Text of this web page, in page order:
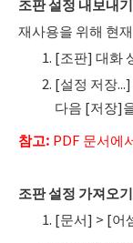
조판 설정 내보내기
재사용을 위해 현
[조판] 대화
[설정 저장
다음 [저장]
참고: PDF 문서에
조판 설정 가져오기
[문서] > [어